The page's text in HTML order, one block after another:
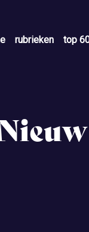
rubrieken top